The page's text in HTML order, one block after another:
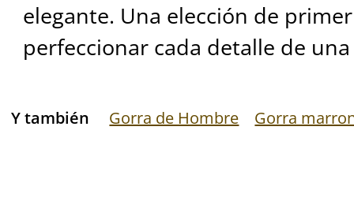
elegante. Una elección de
perfeccionar cada detalle de
Y también Gorra de Hombre Gorra